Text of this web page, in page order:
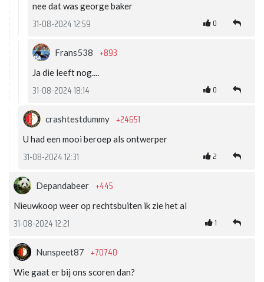
nee dat was george baker
31-08-2024 12:59 0
Frans538 +893
Ja die leeft nog....
31-08-2024 18:14 0
crashtestdummy +24651
U had een mooi beroep als ontwerper
31-08-2024 12:31 2
Depandabeer +445
Nieuwkoop weer op rechtsbuiten ik zie het al
31-08-2024 12:21 1
Nunspeet87 +70740
Wie gaat er bij ons scoren dan?